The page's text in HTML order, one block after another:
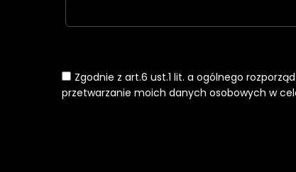
Zgodnie z art.6 ust.1 lit. a ogólnego
przetwarzanie moich danych osobowych w